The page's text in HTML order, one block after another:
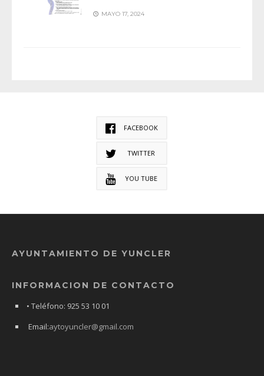
MAYO 17, 2024
FACEBOOK
TWITTER
YOU TUBE
AYUNTAMIENTO DE YUNCLER
INFORMACION DE CONTACTO
• Teléfono: 925 53 10 01
Email:aytoyuncler@gmail.com